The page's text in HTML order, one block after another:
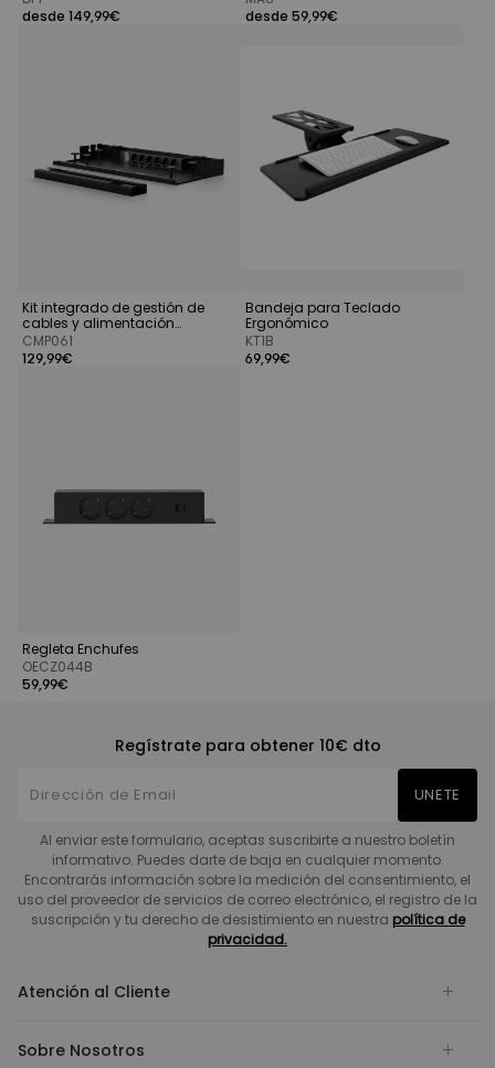
desde 149,99€
desde 59,99€
Kit integrado de gestión de
cables y alimentación
eléctrica
CMP061
129,99€
Bandeja para Teclado
Ergonómico
KT1B
69,99€
Regleta Enchufes
OECZ044B
59,99€
Regístrate para obtener 10€ dto
UNETE
Al enviar este formulario, aceptas suscribirte a nuestro boletín
informativo. Puedes darte de baja en cualquier momento.
Encontrarás información sobre la medición del consentimiento, el
uso del proveedor de servicios de correo electrónico, el registro de la
suscripción y tu derecho de desistimiento en nuestra política de
privacidad.
Atención al Cliente
Sobre Nosotros